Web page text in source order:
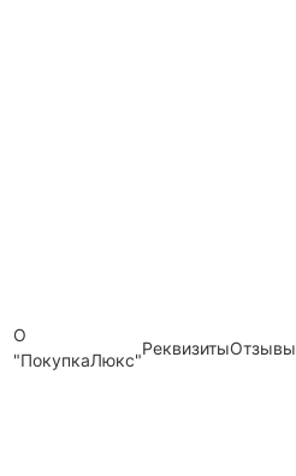
О
"ПокупкаЛюкс"
РеквизитыОтзывы